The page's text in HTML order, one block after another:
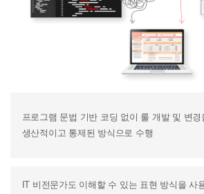
프로그램 문법 기반 코딩 없이 룰 개발 및 변경
생산적이고 통제된 방식으로 수행
IT 비전문가도 이해할 수 있는 표현 방식을 사